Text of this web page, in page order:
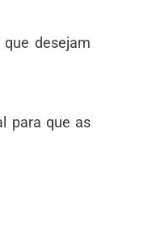
desejam
para que as